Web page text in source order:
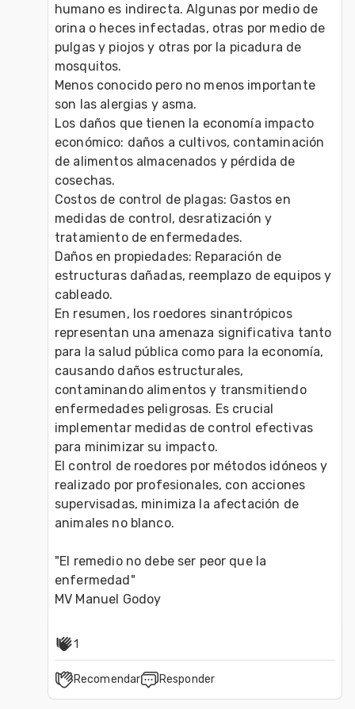
humano es indirecta. Algunas por medio de
orina o heces infectadas, otras por medio de
pulgas y piojos y otras por la picadura de
mosquitos.
Menos conocido pero no menos importante
son las alergias y asma.
Los daños que tienen la economía impacto
económico: daños a cultivos, contaminación
de alimentos almacenados y pérdida de
cosechas.
Costos de control de plagas: Gastos en
medidas de control, desratización y
tratamiento de enfermedades.
Daños en propiedades: Reparación de
estructuras dañadas, reemplazo de equipos y
cableado.
En resumen, los roedores sinantrópicos
representan una amenaza significativa tanto
para la salud pública como para la economía,
causando daños estructurales,
contaminando alimentos y transmitiendo
enfermedades peligrosas. Es crucial
implementar medidas de control efectivas
para minimizar su impacto.
El control de roedores por métodos idóneos y
realizado por profesionales, con acciones
supervisadas, minimiza la afectación de
animales no blanco.
"El remedio no debe ser peor que la
enfermedad"
MV Manuel Godoy
1
Recomendar Responder